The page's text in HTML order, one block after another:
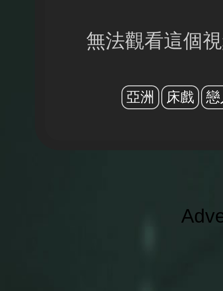
無法觀看這個
亞洲 床戲 戀